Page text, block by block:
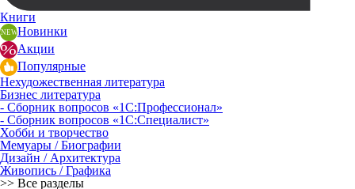
Книги
Новинки
Акции
Популярные
Нехудожественная литература
Бизнес литература
- Сборник вопросов «1С:Профессионал»
- Сборник вопросов «1С:Специалист»
Хобби и творчество
Мемуары / Биографии
Дизайн / Архитектура
Живопись / Графика
>> Все разделы